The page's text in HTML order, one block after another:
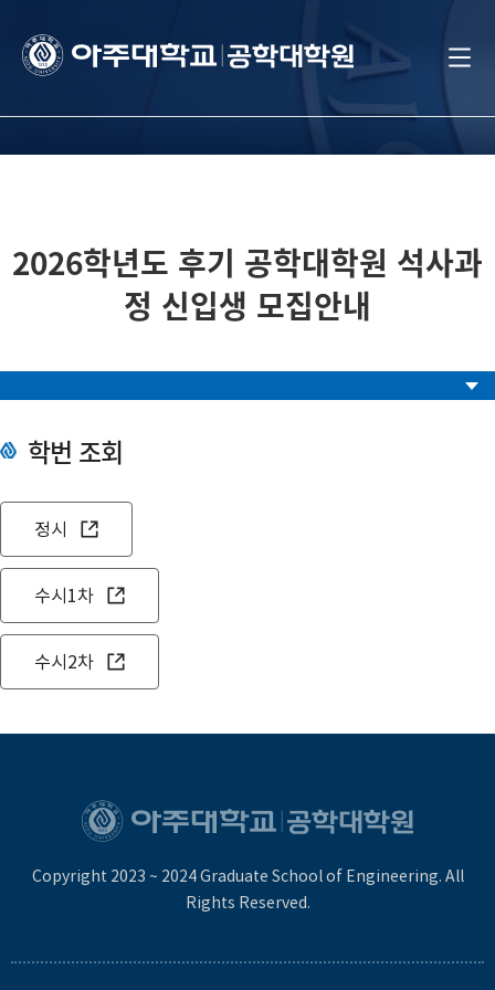
2026학년도 후기 공학대학원 석사과
정 신입생 모집안내
학번 조회
정시
수시1차
수시2차
Copyright 2023 ~ 2024 Graduate School of Engineering. All
Rights Reserved.